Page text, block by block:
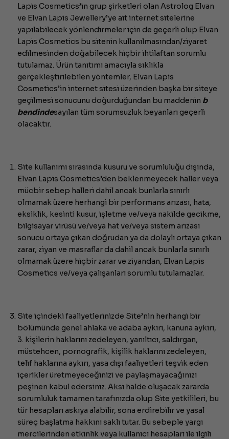
Lapis Cosmetics’in grup şirketleri olan Astrolog Elvan
ve Elvan Lapis Jewellery’ye ait internet sitelerine
yapılabilecek yönlendirmeler için de geçerli olup Elvan
Lapis Cosmetics bu sitenin kullanılmasından/ziyaret
edilmesinden doğabilecek hiçbir ihtilaftan sorumlu
tutulamaz. Ürün tanıtımı amacıyla sıklıkla
gerçekleştirilebilen yöntemler, Elvan Lapis
Cosmetics’in internet sitesi üzerinden başka bir siteye
geçilmesi sonucunu doğurduğundan bu maddenin b
bendindesayılan tüm sorumsuzluk beyanları geçerli
olacaktır.
Site kullanımı sırasında kusuru ve sorumluluğu dışında,
Elvan Lapis Cosmetics’den beklenmeyecek haller veya
mücbir sebep halleri dahil ancak bunlarla sınırlı
olmamak üzere herhangi bir performans arızası, hata,
eksiklik, kesinti kusur, işletme ve/veya nakilde gecikme,
bilgisayar virüsü ve/veya hat ve/veya sistem arızası
sonucu ortaya çıkan doğrudan ya da dolaylı ortaya çıkan
zarar, ziyan ve masraflar da dahil ancak bunlarla sınırlı
olmamak üzere hiçbir zarar ve ziyandan, Elvan Lapis
Cosmetics ve/veya çalışanları sorumlu tutulamazlar.
Site içindeki faaliyetlerinizde Site’nin herhangi bir
bölümünde genel ahlaka ve adaba aykırı, kanuna aykırı,
3. kişilerin haklarını zedeleyen, yanıltıcı, saldırgan,
müstehcen, pornografik, kişilik haklarını zedeleyen,
telif haklarına aykırı, yasa dışı faaliyetleri teşvik eden
içerikler üretmeyeceğinizi ve paylaşmayacağınızı
peşinen kabul edersiniz. Aksi halde oluşacak zararda
sorumluluk tamamen tarafınızda olup Site yetkilileri, bu
tür hesapları askıya alabilir, sona erdirebilir ve yasal
süreç başlatma hakkını saklı tutar. Bu sebeple yargı
mercilerinden etkinlik veya kullanıcı hesapları ile ilgili